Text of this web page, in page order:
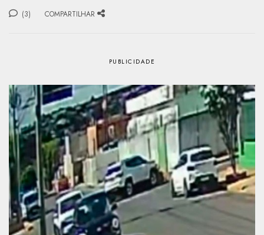
(3) COMPARTILHAR